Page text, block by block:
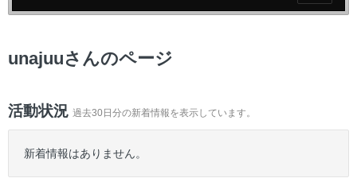
ペ
unajuuさんのページ
活動状況 過去30日分の新着情報を表示しています。
新着情報はありません。